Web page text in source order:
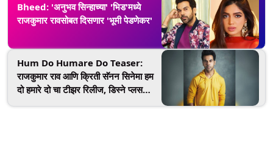
Bheed: 'अनुभव सिन्हाच्या' 'भिड'मध्ये
राजकुमार रावसोबत दिसणार 'भूमी पेडणेकर'
Hum Do Humare Do Teaser:
राजकुमार राव आणि क्रिती सॅनन सिनेमा हम
दो हमारे दो चा टीझर रिलीज, डिस्ने प्लस